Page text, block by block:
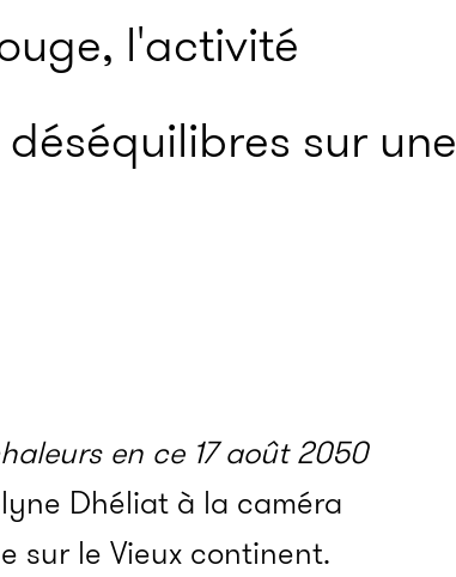
l'activité
sur une
en ce 17 août 2050
Dhéliat à la caméra
sur le Vieux continent.